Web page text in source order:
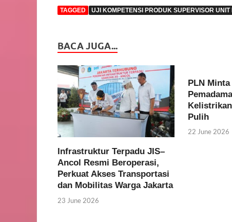
TAGGED UJI KOMPETENSI PRODUK SUPERVISOR
BACA JUGA...
Infrastruktur Terpadu JIS–
Ancol Resmi Beroperasi,
Perkuat Akses Transportasi
dan Mobilitas Warga Jakarta
23 June 2026
PLN
Pulih
22 June 2026